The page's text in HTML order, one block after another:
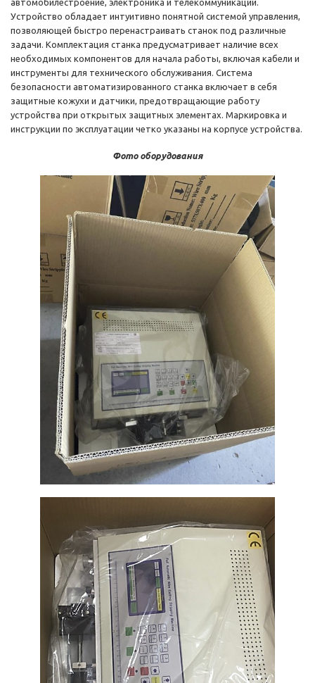
автомобилестроение, электроника и телекоммуникации.
Устройство обладает интуитивно понятной системой управления,
позволяющей быстро перенастраивать станок под различные
задачи. Комплектация станка предусматривает наличие всех
необходимых компонентов для начала работы, включая кабели и
инструменты для технического обслуживания. Система
безопасности автоматизированного станка включает в себя
защитные кожухи и датчики, предотвращающие работу
устройства при открытых защитных элементах. Маркировка и
инструкции по эксплуатации четко указаны на корпусе устройства.
Фото оборудования